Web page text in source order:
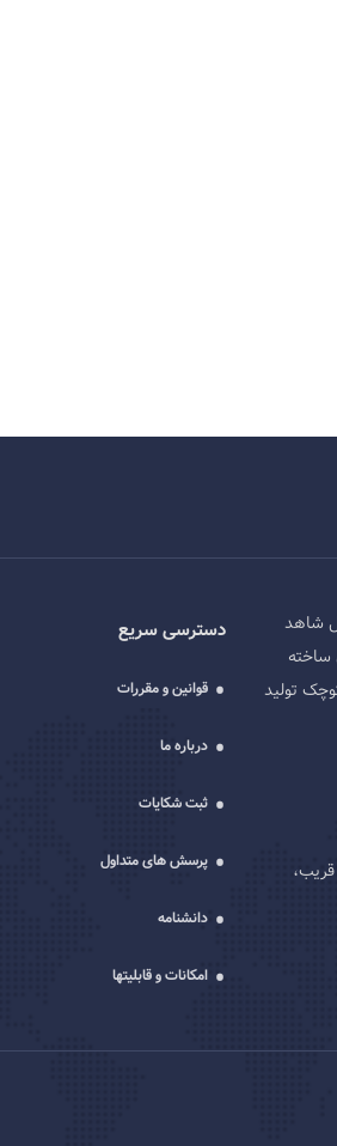
شاهد
تولید
دسترسی سریع
قوانین و مقررات
درباره ما
ثبت شکایات
پرسش های متداول
دانشنامه
امکانات و قابلیتها